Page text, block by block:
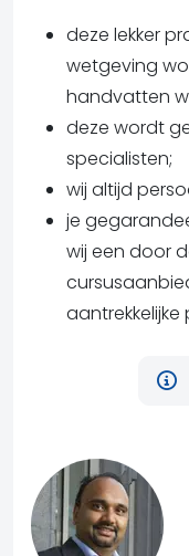
deze lekker
wetgeving
handvatten
deze wordt
specialisten;
wij altijd
je
wij een door
aantrekkelijke